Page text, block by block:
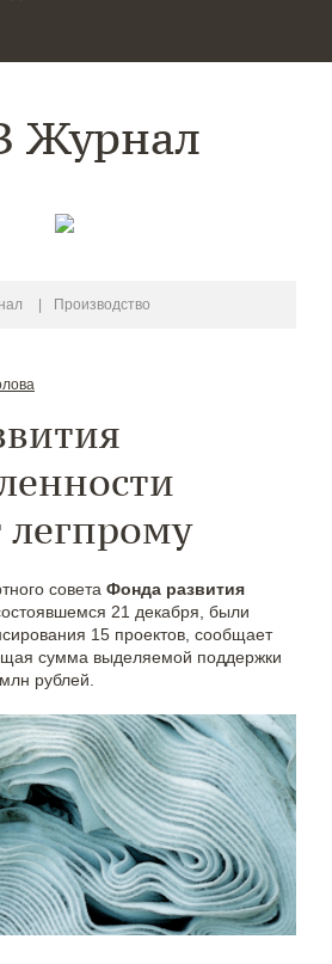
Журнал
Производство
совета Фонда развития
21 декабря, были
15 проектов, сообщает
сумма выделяемой поддержки
рублей.